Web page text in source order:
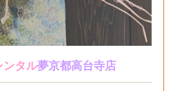
ンタル夢京都高台寺店